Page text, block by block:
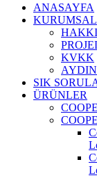
ANASAYFA
KURUMSAL
KVKK
SIK
ÜRÜNLER